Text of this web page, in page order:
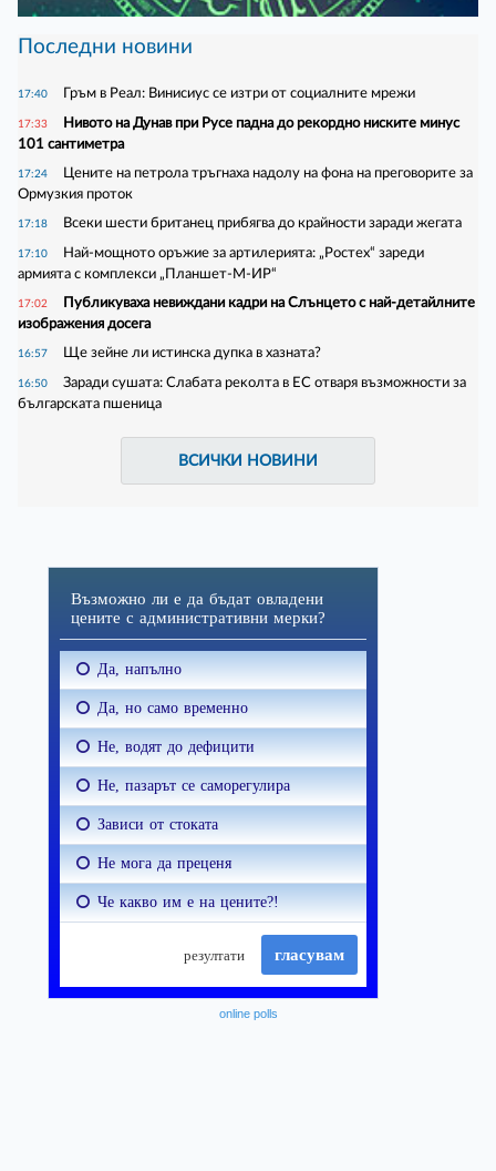
Последни новини
17:40 Гръм в Реал: Винисиус се изтри от социалните мрежи
17:33
Нивото на Дунав при Русе падна до рекордно ниските минус
101 сантиметра
17:24
Цените на петрола тръгнаха надолу на фона на преговорите за
Ормузкия проток
17:18 Всеки шести британец прибягва до крайности заради жегата
17:10
Най-мощното оръжие за артилерията: „Ростех“ зареди
армията с комплекси „Планшет-М-ИР“
17:02
Публикуваха невиждани кадри на Слънцето с най-детайлните
изображения досега
16:57 Ще зейне ли истинска дупка в хазната?
16:50
Зapaди cyшaтa: Cлaбaтa peĸoлтa в EC oтвapя възмoжнocти зa
бългapcĸaтa пшeницa
ВСИЧКИ НОВИНИ
online polls